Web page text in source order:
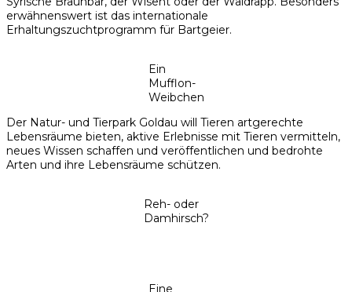
erwähnenswert ist das internationale
Erhaltungszuchtprogramm für Bartgeier.
Ein
Mufflon-
Weibchen
Der Natur- und Tierpark Goldau will Tieren artgerechte
Lebensräume bieten, aktive Erlebnisse mit Tieren vermitteln,
neues Wissen schaffen und veröffentlichen und bedrohte
Arten und ihre Lebensräume schützen.
Reh- oder
Damhirsch?
Eine